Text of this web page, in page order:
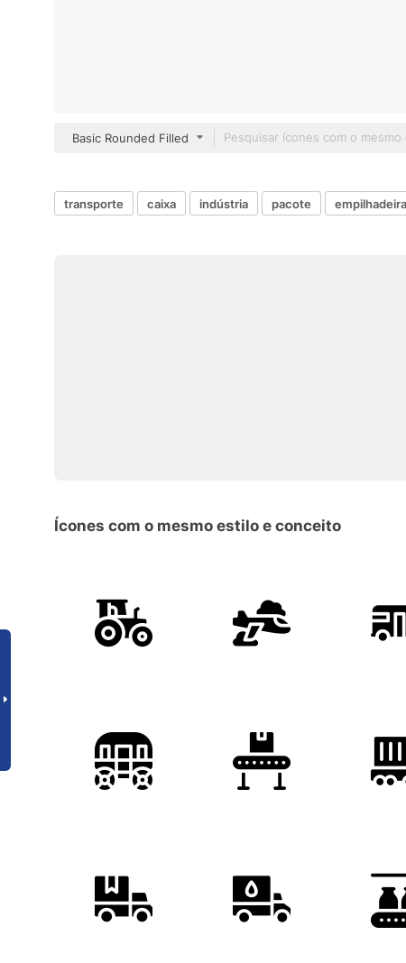
Basic Rounded Filled
transporte caixa indústria pacote empilhadeira
Ícones com o mesmo estilo e conceito